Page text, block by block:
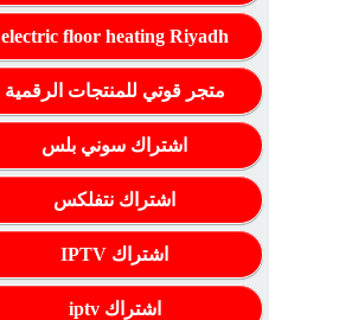
electric floor heating Riyadh
متجر قوتي للمنتجات الرقمية
اشتراك سوني بلس
اشتراك نتفلكس
اشتراك IPTV
اشتراك iptv